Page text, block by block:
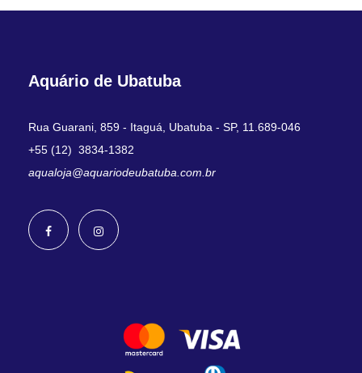
Aquário de Ubatuba
Rua Guarani, 859 - Itaguá, Ubatuba - SP, 11.689-046
+55 (12) 3834-1382
aqualoja@aquariodeubatuba.com.br